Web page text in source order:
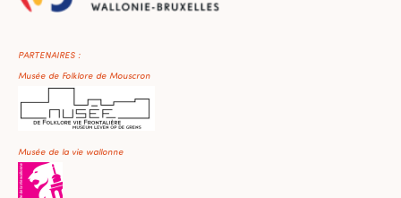
PARTENAIRES :
Musée de Folklore de Mouscron
Musée de la vie wallonne